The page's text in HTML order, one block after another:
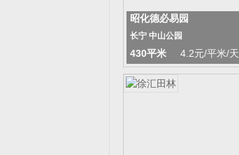
昭化德必易园
长宁 中山公园
430平米 4.2元/平米/天